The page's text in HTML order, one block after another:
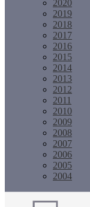
2020
2019
2018
2017
2016
2015
2014
2013
2012
2011
2010
2009
2008
2007
2006
2005
2004